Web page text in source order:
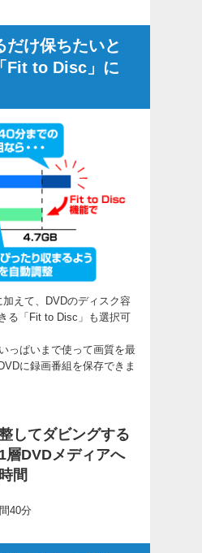
だけ保ちたいと
Fit to Disc」に
加えて、DVDのディスク容
る「Fit to Disc」も選択可
っぱいまで使って画質を最
に録画番組を保存できま
してダビングする
層DVDメディアへ
間
40分